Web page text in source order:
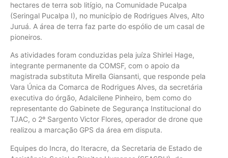
hectares de terra sob litígio, na Comunidade Pucalpa
(Seringal Pucalpa I), no município de Rodrigues Alves, Alto
Juruá. A área de terra faz parte do espólio de um casal de
pioneiros.
​As atividades foram conduzidas pela juíza Shirlei Hage,
integrante permanente da COMSF, com o apoio da
magistrada substituta Mirella Giansanti, que responde pela
Vara Única da Comarca de Rodrigues Alves, da secretária
executiva do órgão, Adalcilene Pinheiro, bem como do
representante do Gabinete de Segurança Institucional do
TJAC, o 2º Sargento Victor Flores, operador de drone que
realizou a marcação GPS da área em disputa.
Equipes do Incra, do Iteracre, da Secretaria de Estado de